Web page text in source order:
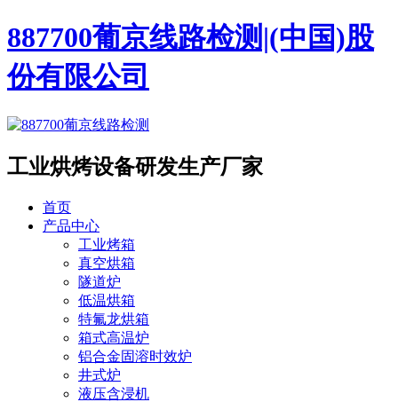
887700葡京线路检测|(中国)股
份有限公司
工业烘烤设备研发生产厂家
首页
产品中心
工业烤箱
真空烘箱
隧道炉
低温烘箱
特氟龙烘箱
箱式高温炉
铝合金固溶时效炉
井式炉
液压含浸机